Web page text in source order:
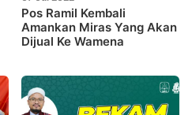
Pos Ramil Kembali
Amankan Miras Yang Akan
Dijual Ke Wamena